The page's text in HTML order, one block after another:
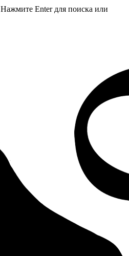
Нажмите Enter для поиска или